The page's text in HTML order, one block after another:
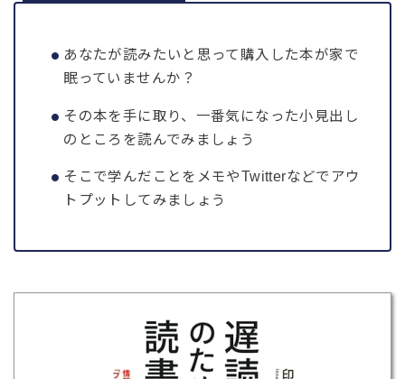
あなたが読みたいと思って購入した本が家で
眠っていませんか？
その本を手に取り、一番気になった小見出し
のところを読んでみましょう
そこで学んだことをメモやTwitterなどでアウ
トプットしてみましょう